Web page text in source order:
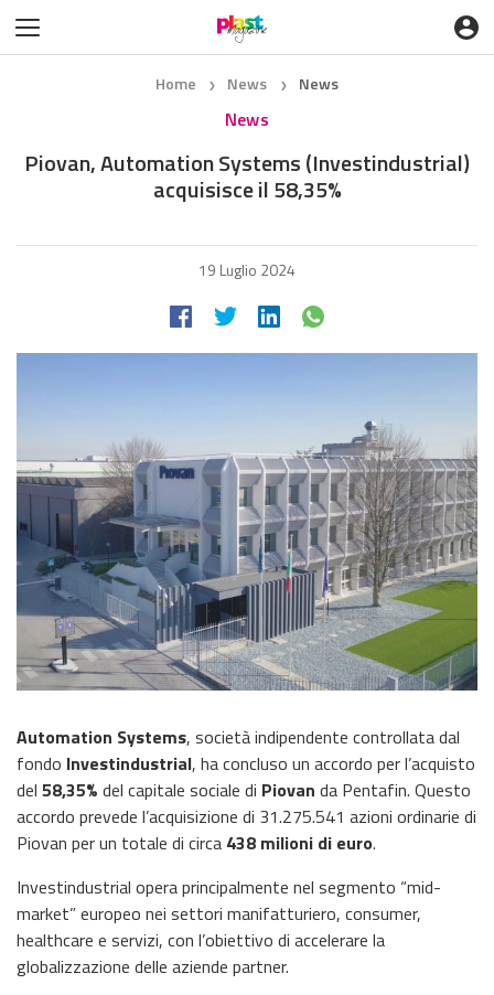
Home ❯ News ❯ News
News
Piovan, Automation Systems (Investindustrial)
acquisisce il 58,35%
19 Luglio 2024
Automation Systems, società indipendente controllata dal
fondo Investindustrial, ha concluso un accordo per l’acquisto
del 58,35% del capitale sociale di Piovan da Pentafin. Questo
accordo prevede l’acquisizione di 31.275.541 azioni ordinarie di
Piovan per un totale di circa 438 milioni di euro.
Investindustrial opera principalmente nel segmento “mid-
market” europeo nei settori manifatturiero, consumer,
healthcare e servizi, con l’obiettivo di accelerare la
globalizzazione delle aziende partner.